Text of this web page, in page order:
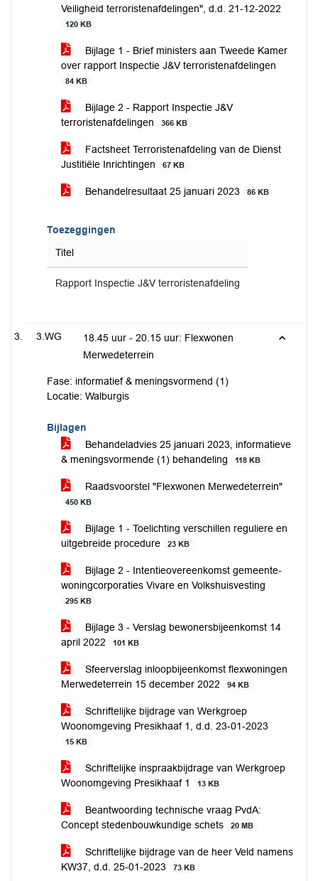
Veiligheid terroristenafdelingen", d.d. 21-12-2022
120 KB
Bijlage 1 - Brief ministers aan Tweede Kamer
over rapport Inspectie J&V terroristenafdelingen
84 KB
Bijlage 2 - Rapport Inspectie J&V
terroristenafdelingen
366 KB
Factsheet Terroristenafdeling van de Dienst
Justitiële Inrichtingen
67 KB
Behandelresultaat 25 januari 2023 86 KB
Toezeggingen
Titel
Rapport Inspectie J&V terroristenafdeling
3.WG
18.45 uur - 20.15 uur: Flexwonen
Merwedeterrein
Fase: informatief & meningsvormend (1)
Locatie: Walburgis
Bijlagen
Behandeladvies 25 januari 2023, informatieve
& meningsvormende (1) behandeling
118 KB
Raadsvoorstel "Flexwonen Merwedeterrein"
450 KB
Bijlage 1 - Toelichting verschillen reguliere en
uitgebreide procedure
23 KB
Bijlage 2 - Intentieovereenkomst gemeente-
woningcorporaties Vivare en Volkshuisvesting
295 KB
Bijlage 3 - Verslag bewonersbijeenkomst 14
april 2022
101 KB
Sfeerverslag inloopbijeenkomst flexwoningen
Merwedeterrein 15 december 2022
94 KB
Schriftelijke bijdrage van Werkgroep
Woonomgeving Presikhaaf 1, d.d. 23-01-2023
15 KB
Schriftelijke inspraakbijdrage van Werkgroep
Woonomgeving Presikhaaf 1
13 KB
Beantwoording technische vraag PvdA:
Concept stedenbouwkundige schets
20 MB
Schriftelijke bijdrage van de heer Veld namens
KW37, d.d. 25-01-2023
73 KB